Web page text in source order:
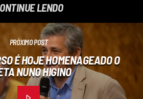
LENDO
PRÓXIMO POST
É HOJE HOMENAGEADO O
NUNO HIGINO